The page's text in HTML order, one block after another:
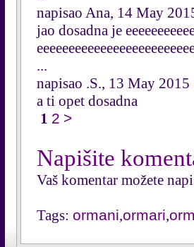
napisao Ana, 14 May
jao dosadna je
...
napisao .S., 13 May 2015
a ti opet dosadna
1 2 >
Napišite
Vaš komentar možete
Tags: ormani,ormari,